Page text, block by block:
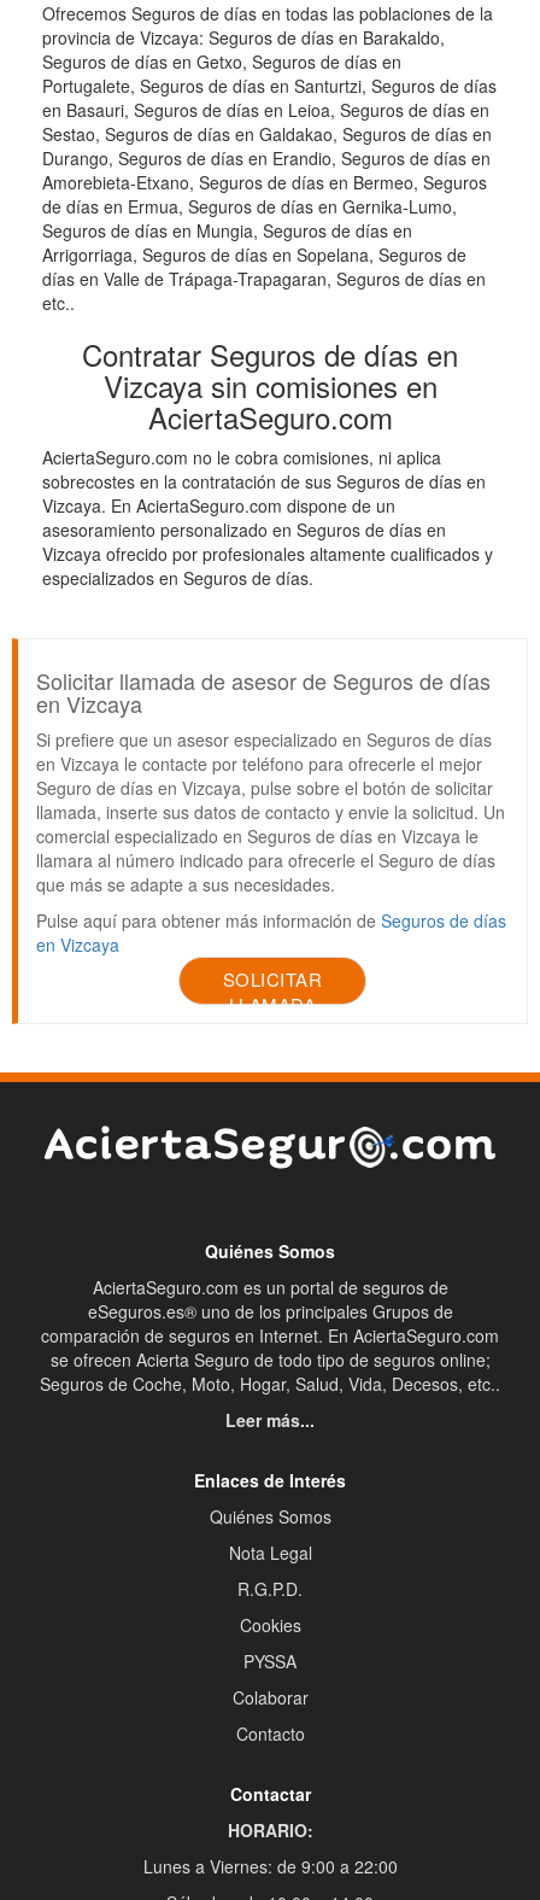
Ofrecemos Seguros de días en todas las poblaciones de la
provincia de Vizcaya: Seguros de días en Barakaldo,
Seguros de días en Getxo, Seguros de días en
Portugalete, Seguros de días en Santurtzi, Seguros de días
en Basauri, Seguros de días en Leioa, Seguros de días en
Sestao, Seguros de días en Galdakao, Seguros de días en
Durango, Seguros de días en Erandio, Seguros de días en
Amorebieta-Etxano, Seguros de días en Bermeo, Seguros
de días en Ermua, Seguros de días en Gernika-Lumo,
Seguros de días en Mungia, Seguros de días en
Arrigorriaga, Seguros de días en Sopelana, Seguros de
días en Valle de Trápaga-Trapagaran, Seguros de días en
etc..
Contratar Seguros de días en
Vizcaya sin comisiones en
AciertaSeguro.com
AciertaSeguro.com no le cobra comisiones, ni aplica
sobrecostes en la contratación de sus Seguros de días en
Vizcaya. En AciertaSeguro.com dispone de un
asesoramiento personalizado en Seguros de días en
Vizcaya ofrecido por profesionales altamente cualificados y
especializados en Seguros de días.
Solicitar llamada de asesor de Seguros de días
en Vizcaya
Si prefiere que un asesor especializado en Seguros de días
en Vizcaya le contacte por teléfono para ofrecerle el mejor
Seguro de días en Vizcaya, pulse sobre el botón de solicitar
llamada, inserte sus datos de contacto y envie la solicitud. Un
comercial especializado en Seguros de días en Vizcaya le
llamara al número indicado para ofrecerle el Seguro de días
que más se adapte a sus necesidades.
Pulse aquí para obtener más información de Seguros de días
en Vizcaya
SOLICITAR
LLAMADA
Quiénes Somos
AciertaSeguro.com es un portal de seguros de
eSeguros.es® uno de los principales Grupos de
comparación de seguros en Internet. En AciertaSeguro.com
se ofrecen Acierta Seguro de todo tipo de seguros online;
Seguros de Coche, Moto, Hogar, Salud, Vida, Decesos, etc..
Leer más...
Enlaces de Interés
Quiénes Somos
Nota Legal
R.G.P.D.
Cookies
PYSSA
Colaborar
Contacto
Contactar
HORARIO:
Lunes a Viernes: de 9:00 a 22:00